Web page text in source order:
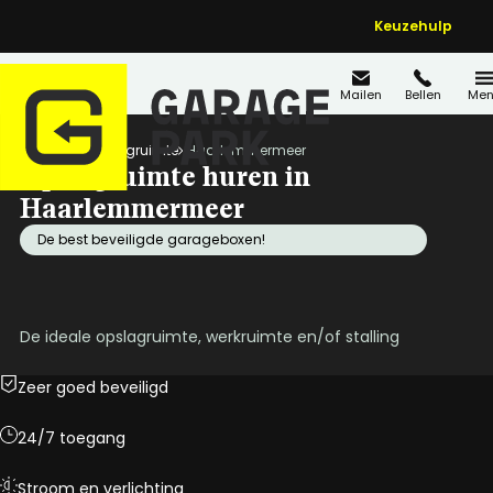
Keuzehulp
Mailen Bellen
Home Opslagruimte Haarlemmermeer
Opslagruimte huren in
Haarlemmermeer
De best beveiligde garageboxen!
De ideale opslagruimte, werkruimte en/of stalling
Zeer goed beveiligd
24/7 toegang
Stroom en verlichting